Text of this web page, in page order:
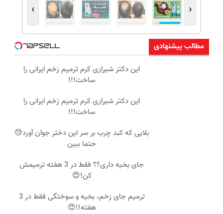
‹
›
مطالب پیشنهادی
این دکتر شیرازی کرم ترمیم زخم ایرانی را
ساخت!!!
این دکتر شیرازی کرم ترمیم زخم ایرانی را
ساخت!!!
بلایی که کبد چرب بر سر این دختر جوان آورد😓
حتما ببین
جای بخیه داری؟؟ فقط در 3 هفته ترمیمش
کن!😍
ترمیم جای زخم، بخیه و سوختگی فقط در 3
هفته!!😍